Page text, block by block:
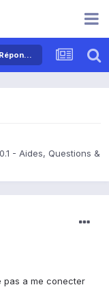
Samsung Galaxy Tab 10.1 - Aides, Questions & Réponses
- Aides, Questions &
pas a me conecter